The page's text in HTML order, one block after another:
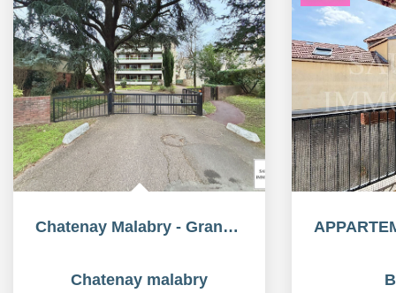
Chatenay Malabry - Grand studio à deux pas du Parc de Sceaux
Chatenay malabry